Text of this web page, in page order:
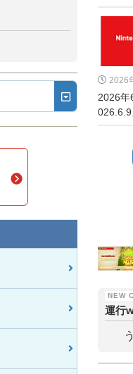
2026
2026年
026.6.9
運行